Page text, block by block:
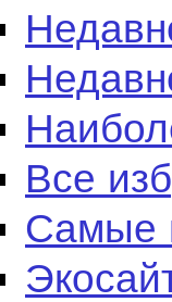
Все
Самые